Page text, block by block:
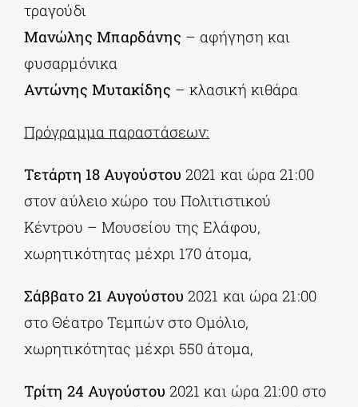
τραγούδι
Μανώλης Μπαρδάνης – αφήγηση και
φυσαρμόνικα
Αντώνης Μυτακίδης – κλασική κιθάρα
Πρόγραμμα παραστάσεων:
Τετάρτη 18 Αυγούστου 2021 και ώρα 21:00
στον αύλειο χώρο του Πολιτιστικού
Κέντρου – Μουσείου της Ελάφου,
χωρητικότητας μέχρι 170 άτομα,
Σάββατο 21 Αυγούστου 2021 και ώρα 21:00
στο Θέατρο Τεμπών στο Ομόλιο,
χωρητικότητας μέχρι 550 άτομα,
Τρίτη 24 Αυγούστου 2021 και ώρα 21:00 στο